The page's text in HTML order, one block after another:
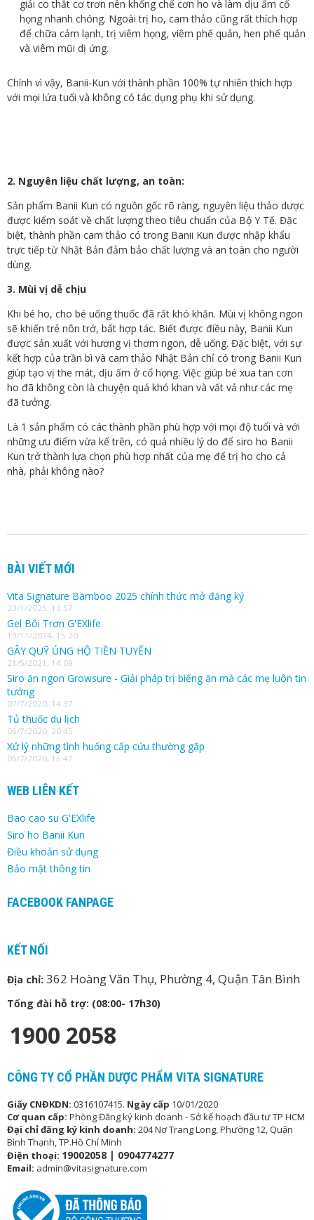
giải co thắt cơ trơn nên khống chế cơn ho và làm dịu ấm cổ
họng nhanh chóng. Ngoài trị ho, cam thảo cũng rất thích hợp
để chữa cảm lạnh, trị viêm họng, viêm phế quản, hen phế quản
và viêm mũi dị ứng.
Chính vì vậy, Banii-Kun với thành phần 100% tự nhiên thích hợp
với mọi lứa tuổi và không có tác dụng phụ khi sử dụng.
2. Nguyên liệu chất lượng, an toàn:
Sản phẩm Banii Kun có nguồn gốc rõ ràng, nguyên liệu thảo dược
được kiểm soát về chất lượng theo tiêu chuẩn của Bộ Y Tế. Đặc
biệt, thành phần cam thảo có trong Banii Kun được nhập khẩu
trực tiếp từ Nhật Bản đảm bảo chất lượng và an toàn cho người
dùng.
3. Mùi vị dễ chịu
Khi bé ho, cho bé uống thuốc đã rất khó khăn. Mùi vị không ngon
sẽ khiến trẻ nôn trớ, bất hợp tác. Biết được điều này, Banii Kun
được sản xuất với hương vị thơm ngon, dễ uống. Đặc biệt, với sự
kết hợp của trần bì và cam thảo Nhật Bản chỉ có trong Banii Kun
giúp tạo vị the mát, dịu ấm ở cổ họng. Việc giúp bé xua tan cơn
ho đã không còn là chuyện quá khó khan và vất vả như các mẹ
đã tưởng.
Là 1 sản phẩm có các thành phần phù hợp với mọi độ tuổi và với
những ưu điểm vừa kể trên, có quá nhiều lý do để siro ho Banii
Kun trở thành lựa chọn phù hợp nhất của mẹ để trị ho cho cả
nhà, phải không nào?
BÀI VIẾT MỚI
Vita Signature Bamboo 2025 chính thức mở đăng ký
23/1/2025, 13:57
Gel Bôi Trơn G'EXlife
19/11/2024, 15:20
GÂY QUỸ ỦNG HỘ TIỀN TUYẾN
21/5/2021, 14:09
Siro ăn ngon Growsure - Giải pháp trị biếng ăn mà các mẹ luôn tin
tưởng
07/7/2020, 14:37
Tủ thuốc du lịch
06/7/2020, 20:45
Xử lý những tình huống cấp cứu thường gặp
05/7/2020, 16:47
WEB LIÊN KẾT
Bao cao su G'EXlife
Siro ho Banii Kun
Điều khoản sử dụng
Bảo mật thông tin
FACEBOOK FANPAGE
KẾT NỐI
Địa chỉ: 362 Hoàng Văn Thụ, Phường 4, Quận Tân Bình
Tổng đài hỗ trợ: (08:00- 17h30)
1900 2058
CÔNG TY CỔ PHẦN DƯỢC PHẨM VITA SIGNATURE
Giấy CNĐKDN: 0316107415. Ngày cấp 10/01/2020
Cơ quan cấp: Phòng Đăng ký kinh doanh - Sở kế hoạch đầu tư TP HCM
Đại chỉ đăng ký kinh doanh: 204 Nơ Trang Long, Phường 12, Quận
Bình Thạnh, TP.Hồ Chí Minh
Điện thoại: 19002058 | 0904774277
Email: admin@vitasignature.com